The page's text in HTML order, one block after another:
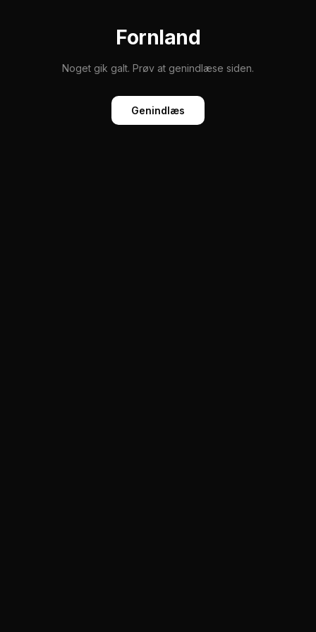
Fornland
Noget gik galt. Prøv at genindlæse siden.
Genindlæs